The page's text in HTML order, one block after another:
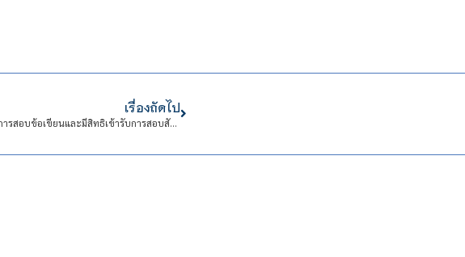
เรื่องถัดไป
ประกาศสถาบันเทคโนโลยีจิตรลดา เรื่อง รายชื่อผู้ผ่านการสอบข้อเขียนและมีสิทธิเข้ารับการสอบสัมภาษณ์และสอบสอน สังกัด คณะบริหารธุรกิจ